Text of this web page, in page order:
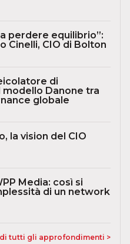
perdere equilibrio”:
Cinelli, CIO di Bolton
di
modello Danone tra
globale
la vision del CIO
Media: così si
di un network
tutti gli approfondimenti >